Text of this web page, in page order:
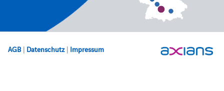
AGB | Datenschutz | Impressum